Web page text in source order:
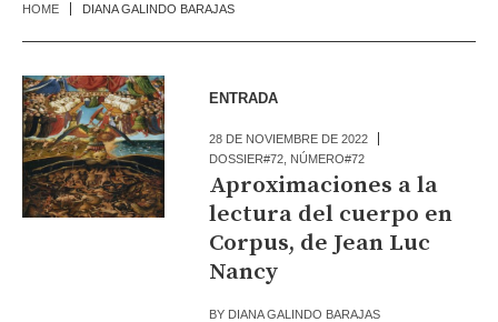
HOME DIANA GALINDO BARAJAS
ENTRADA
28 DE NOVIEMBRE DE 2022
DOSSIER#72 NÚMERO#72
Aproximaciones a la
lectura del cuerpo en
Corpus, de Jean Luc
Nancy
BY DIANA GALINDO BARAJAS